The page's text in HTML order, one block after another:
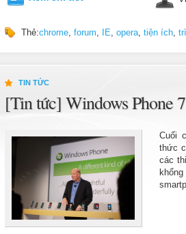
Thẻ:chrome, forum, IE, opera, tiện ích,
TIN TỨC
[Tin tức] Windows Phone
Cuối
thức
các